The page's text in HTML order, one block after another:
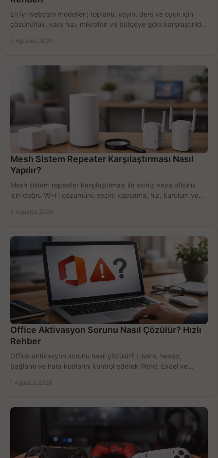
En iyi webcam modelleri; toplantı, yayın, ders ve oyun için
çözünürlük, kare hızı, mikrofon ve bütçeye göre karşılaştırıldı.
5 Ağustos 2026
Mesh Sistem Repeater Karşılaştırması Nasıl
Yapılır?
Mesh sistem repeater karşılaştırması ile eviniz veya ofisiniz
için doğru Wi-Fi çözümünü seçin; kapsama, hız, kurulum ve
3 Ağustos 2026
Office Aktivasyon Sorunu Nasıl Çözülür? Hızlı
Rehber
Office aktivasyon sorunu nasıl çözülür? Lisans, hesap,
bağlantı ve hata kodlarını kontrol ederek Word, Excel ve
1 Ağustos 2026